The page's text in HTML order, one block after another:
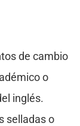
de cambio
o
inglés.
selladas o